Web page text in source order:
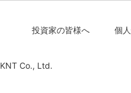
投資家の皆様へ 個
KNT Co., Ltd.